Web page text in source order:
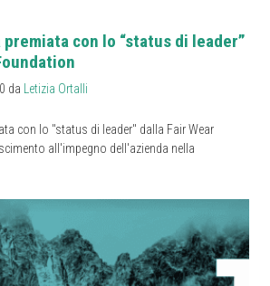
con lo “status di leader”
da Letizia Ortalli
con lo "status di leader" dalla Fair Wear
all'impegno dell'azienda nella